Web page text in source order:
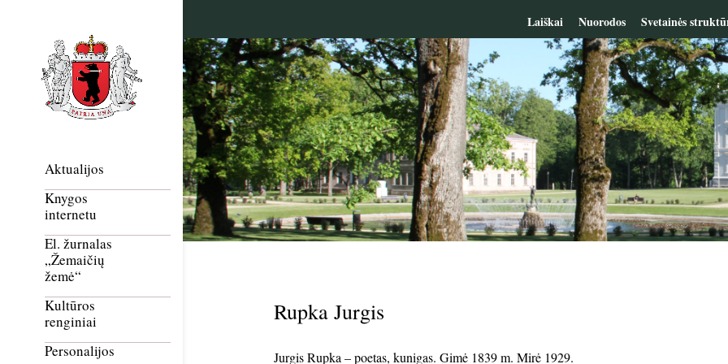
Laiškai Nuorodos Svetainės
Aktualijos
Knygos
internetu
El. žurnalas
„Žemaičių
žemė“
Kultūros
renginiai
Personalijos
Rupka Jurgis
Jurgis Rupka – poetas, kunigas. Gimė 1839m. Mirė 1929.